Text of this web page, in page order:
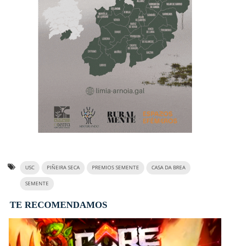
USC PIÑEIRA SECA PREMIOS SEMENTE CASA DA BREA
SEMENTE
TE RECOMENDAMOS